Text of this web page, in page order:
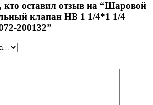
кто оставил отзыв на “Шаровой
клапан НВ 1 1/4*1 1/4
200132”